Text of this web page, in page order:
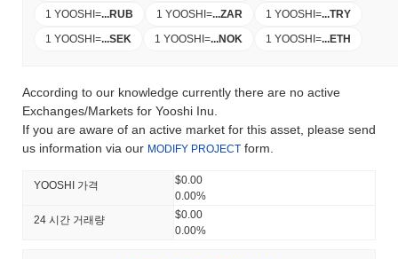
1 YOOSHI=...RUB 1 YOOSHI=...ZAR 1 YOOSHI=...TRY
1 YOOSHI=...SEK 1 YOOSHI=...NOK 1 YOOSHI=...ETH
According to our knowledge currently there are no active
Exchanges/Markets for Yooshi Inu.
If you are aware of an active market for this asset, please send
us information via our MODIFY PROJECT form.
YOOSHI 가격
$0.00
0.00%
24 시간 거래량
$0.00
0.00%